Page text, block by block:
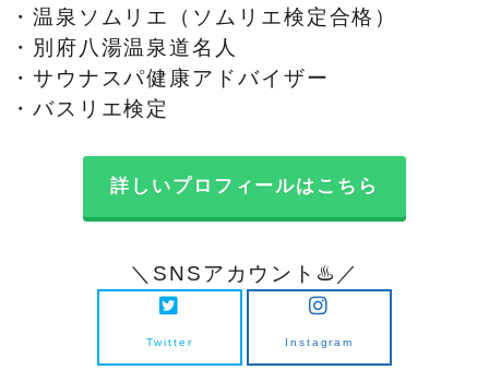
・温泉ソムリエ（ソムリエ検定合格）
・別府八湯温泉道名人
・サウナスパ健康アドバイザー
・バスリエ検定
詳しいプロフィールはこちら
＼SNSアカウント♨️／
Twitter Instagram